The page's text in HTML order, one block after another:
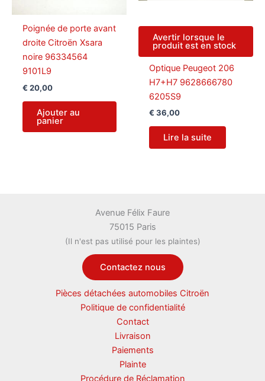
Poignée de porte avant
droite Citroën Xsara
noire 96334564
9101L9
€ 20,00
Ajouter au
panier
Avertir lorsque le
produit est en stock
Optique Peugeot 206
H7+H7 9628666780
6205S9
€ 36,00
Lire la suite
Avenue Félix Faure
75015 Paris
(Il n'est pas utilisé pour les plaintes)
Contactez nous
Pièces détachées automobiles Citroën
Politique de confidentialité
Contact
Livraison
Paiements
Plainte
Procédure de Réclamation